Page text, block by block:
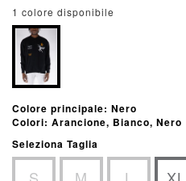
1 colore disponibile
Colore principale: Nero
Colori: Arancione, Bianco, Nero
Seleziona Taglia
S M L XL